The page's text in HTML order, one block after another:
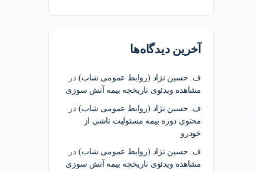
آخرین دیدگاه‌ها
ف. حسین نژاد (روابط عمومی شاب)در
مشاهده ویدئوی تاریخچه بیمه آتش سوزی
ف. حسین نژاد (روابط عمومی شاب)در
محتوی دوره بیمه مسئولیت ناشی از
خودرو
ف. حسین نژاد (روابط عمومی شاب)در
مشاهده ویدئوی تاریخچه بیمه آتش سوزی